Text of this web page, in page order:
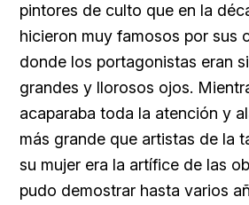
pintores de culto que en la
hicieron muy famosos por sus
donde los portagonistas eran
grandes y llorosos ojos.
acaparaba toda la atención y
más grande que artistas de la
su mujer era la artífice de las
pudo demostrar hasta varios